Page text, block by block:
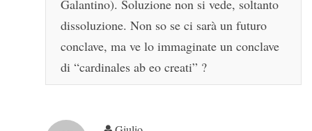
Galantino). Soluzione non si vede, soltanto
dissoluzione. Non so se ci sarà un futuro
conclave, ma ve lo immaginate un conclave
di “cardinales ab eo creati” ?